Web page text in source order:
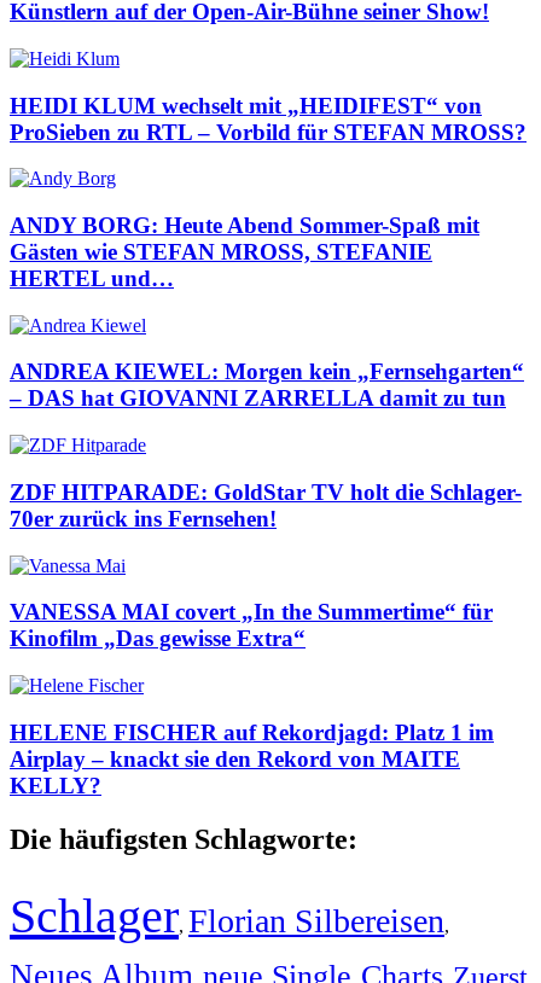
Künstlern auf der Open-Air-Bühne seiner Show!
HEIDI KLUM wechselt mit „HEIDIFEST“ von
ProSieben zu RTL – Vorbild für STEFAN MROSS?
ANDY BORG: Heute Abend Sommer-Spaß mit
Gästen wie STEFAN MROSS, STEFANIE
HERTEL und…
ANDREA KIEWEL: Morgen kein „Fernsehgarten“
– DAS hat GIOVANNI ZARRELLA damit zu tun
ZDF HITPARADE: GoldStar TV holt die Schlager-
70er zurück ins Fernsehen!
VANESSA MAI covert „In the Summertime“ für
Kinofilm „Das gewisse Extra“
HELENE FISCHER auf Rekordjagd: Platz 1 im
Airplay – knackt sie den Rekord von MAITE
KELLY?
Die häufigsten Schlagworte:
Schlager, Florian Silbereisen,
Neues Album neue Single Charts Zuerst